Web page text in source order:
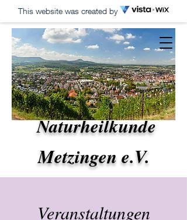
This website was created by
Verein für
Homöopathie und
Naturheilkunde
Metzingen e.V.
Veranstaltungen